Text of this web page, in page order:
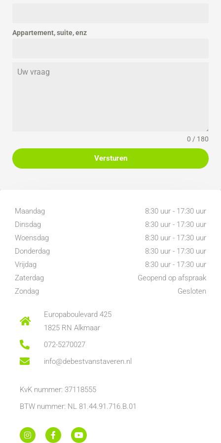
Appartement, suite, enz
0 / 180
Versturen
Maandag
8:30 uur - 17:30 uur
Dinsdag
8:30 uur - 17:30 uur
Woensdag
8:30 uur - 17:30 uur
Donderdag
8:30 uur - 17:30 uur
Vrijdag
8:30 uur - 17:30 uur
Zaterdag
Geopend op afspraak
Zondag
Gesloten
Europaboulevard 425
1825 RN Alkmaar
072-5270027
info@debestvanstaveren.nl
KvK nummer: 37118555
BTW nummer: NL 81.44.91.716.B.01
I
n
F
a
Y
o